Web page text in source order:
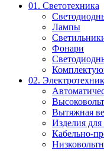
01. Светотехника
Лампы
Фонари
02.
Вытяжная
Изделия для
Кабельно-